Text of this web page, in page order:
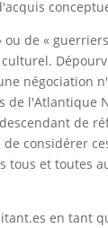
ou de «
négociation
de
considérer
et toutes
en tant